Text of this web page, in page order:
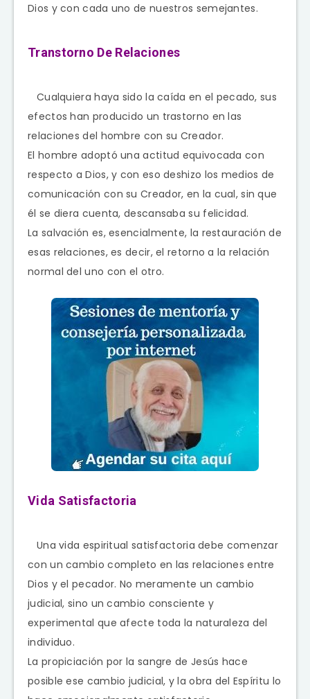
Dios y con cada uno de nuestros semejantes.
Transtorno De Relaciones
Cualquiera haya sido la caída en el pecado, sus
efectos han producido un trastorno en las
relaciones del hombre con su Creador.
El hombre adoptó una actitud equivocada con
respecto a Dios, y con eso deshizo los medios de
comunicación con su Creador, en la cual, sin que
él se diera cuenta, descansaba su felicidad.
La salvación es, esencialmente, la restauración de
esas relaciones, es decir, el retorno a la relación
normal del uno con el otro.
Vida Satisfactoria
Una vida espiritual satisfactoria debe comenzar
con un cambio completo en las relaciones entre
Dios y el pecador. No meramente un cambio
judicial, sino un cambio consciente y
experimental que afecte toda la naturaleza del
individuo.
La propiciación por la sangre de Jesús hace
posible ese cambio judicial, y la obra del Espíritu lo